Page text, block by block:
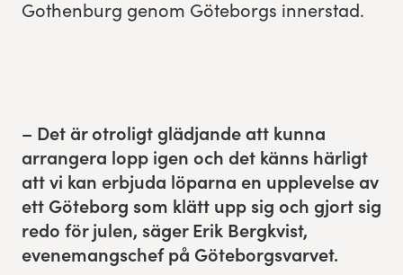
Gothen­burg genom Göte­borgs innerstad.
– Det är otroligt glädjande att kunna
arrangera lopp igen och det känns härligt
att vi kan erbjuda löparna en upplevelse av
ett Göteborg som klätt upp sig och gjort sig
redo för julen, säger Erik Bergkvist,
evenemangschef på Göteborgsvarvet.
Res, bo, upplev
Hållbarhet
Göteborgsvarvets historia
Funktionär/Volontär